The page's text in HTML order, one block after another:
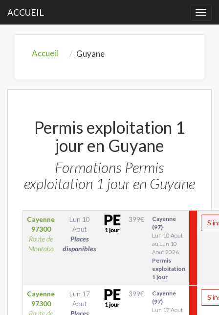
ACCUEIL
Accueil Guyane
Permis exploitation 1
jour en Guyane
Formations Permis
exploitation 1 jour en Guyane
Cayenne
97300
Route de
Montabo
Lun 10
Aout
Places
disponibles
399€
Cayenne
(97)
Lun 10 Aout
au Lun 10
Aout 2026
Permis
exploitation
1 jour
Cayenne
97300
Route de
Lun 17
Aout
Places
399€
Cayenne
(97)
Lun 17 Aout